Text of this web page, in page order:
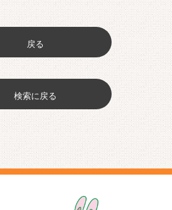
戻る
検索に戻る